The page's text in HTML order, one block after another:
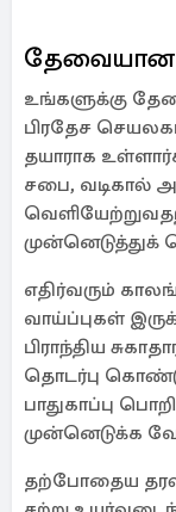
தேவையான
உங்களுக்கு
பிரதேச
தயாராக
சபை, வடிகால்
முன்னெடுத்துக்
எதிர்வரும்
வாய்ப்புகள்
பிராந்திய
தொடர்பு
பாதுகாப்பு
முன்னெடுக்க
தற்போதைய